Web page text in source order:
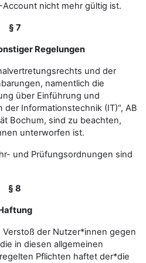
nicht mehr gültig ist.
§ 7
Regelungen
und der
namentlich die
über Einführung und
Informationstechnik (IT)“, AB
Bochum, sind zu beachten,
unterworfen ist.
und Prüfungsordnungen sind
§ 8
Verstoß der Nutzer*innen gegen
in diesen allgemeinen
Pflichten haftet der*die